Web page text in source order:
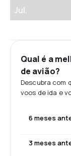
Jul.
Qual é a
de avião?
Descubra com
voos de ida e
6 meses
3 meses